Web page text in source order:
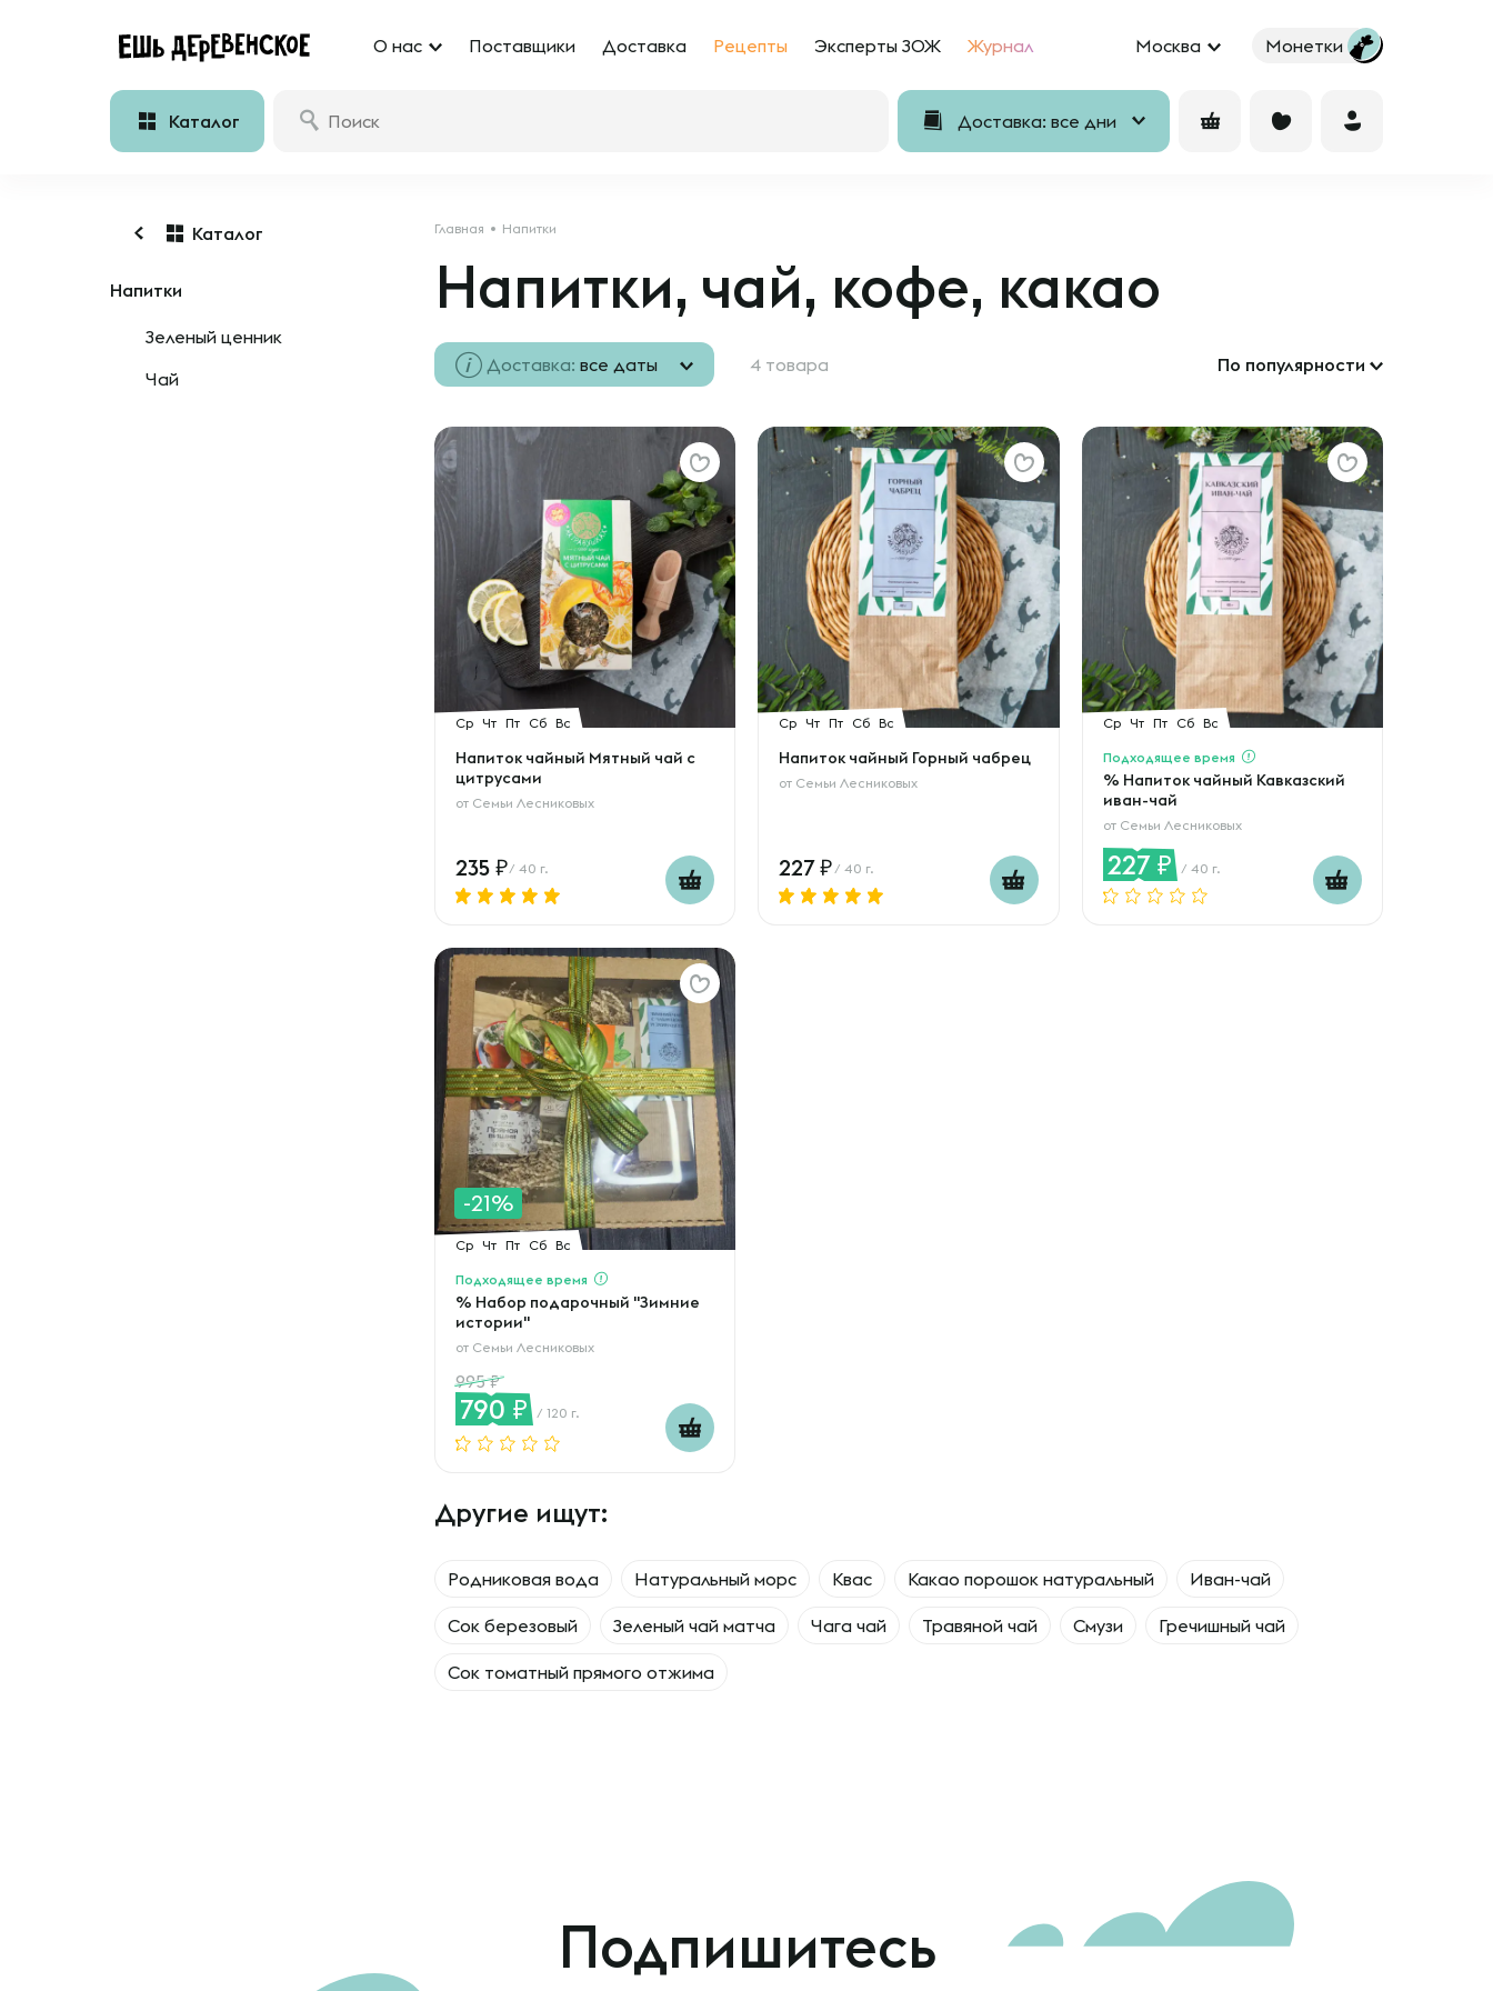
О нас Поставщики Доставка Рецепты Эксперты ЗОЖ Журнал Москва Монетки
Каталог Доставка: все дни
Каталог
Напитки
Зеленый ценник
Чай
Главная Напитки
Напитки, чай, кофе, какао
Доставка: все даты 4 товара По популярности
Ср Чт Пт Сб Вс
Напиток чайный Мятный чай с
цитрусами
от Семьи Лесниковых
235 / 40 г.
Ср Чт Пт Сб Вс
Напиток чайный Горный чабрец
от Семьи Лесниковых
227 / 40 г.
Ср Чт Пт Сб Вс
Подходящее время
% Напиток чайный Кавказский
иван-чай
от Семьи Лесниковых
227 / 40 г.
-21%
Ср Чт Пт Сб Вс
Подходящее время
% Набор подарочный "Зимние
истории"
от Семьи Лесниковых
995
790 / 120 г.
Другие ищут:
Родниковая вода Натуральный морс Квас Какао порошок натуральный Иван-чай
Сок березовый Зеленый чай матча Чага чай Травяной чай Смузи Гречишный чай
Сок томатный прямого отжима
Подпишитесь